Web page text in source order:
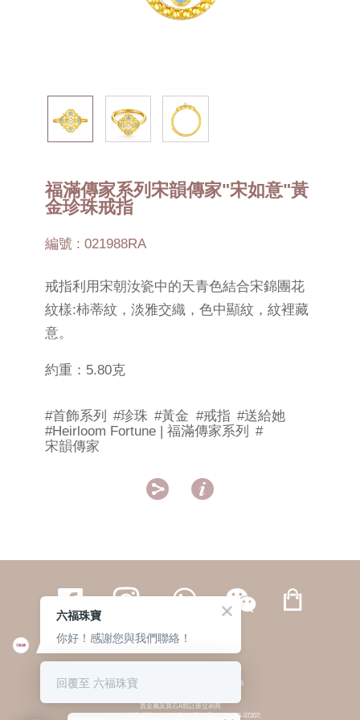
福滿傳家系列宋韻傳家"宋如意"黃
金珍珠戒指
編號 : 021988RA
戒指利用宋朝汝瓷中的天青色結合宋錦團花
紋樣:柿蒂紋，淡雅交織，色中顯紋，紋裡藏
意。
約重：5.80克
#首飾系列 #珍珠 #黃金 #戒指 #送給她
#Heirloom Fortune | 福滿傳家系列
#
宋韻傳家
 
繁體 | 簡体
© 六福集團 版權所有 不得轉載 私隱政策
貴金屬及寶石A類註冊交易商
(六福企業禮品(國際)有限公司-註冊號碼:A-B-24-05-07207;
六福珠寶
你好！感謝您與我們聯絡！
回覆至 六福珠寶